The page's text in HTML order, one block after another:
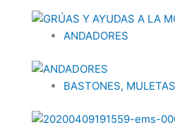
ANDADORES
BASTONES,